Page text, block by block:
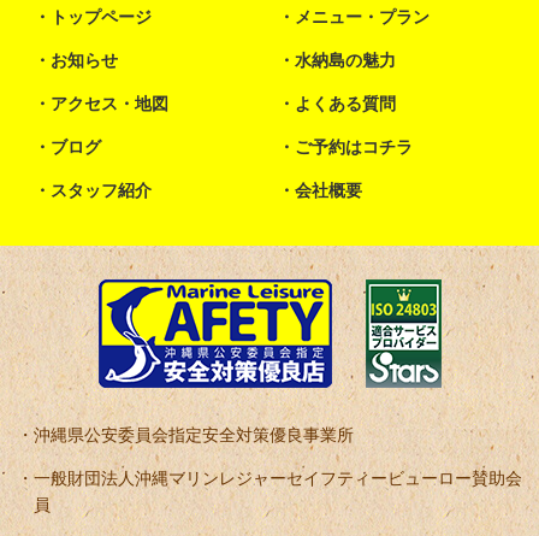
トップページ メニュー・プラン
お知らせ 水納島の魅力
アクセス・地図 よくある質問
ブログ ご予約はコチラ
スタッフ紹介 会社概要
沖縄県公安委員会指定安全対策優良事業所
一般財団法人沖縄マリンレジャーセイフティービューロー賛助会
員